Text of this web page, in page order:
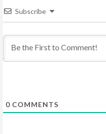
d
i
n
Subscribe
0 COMMENTS